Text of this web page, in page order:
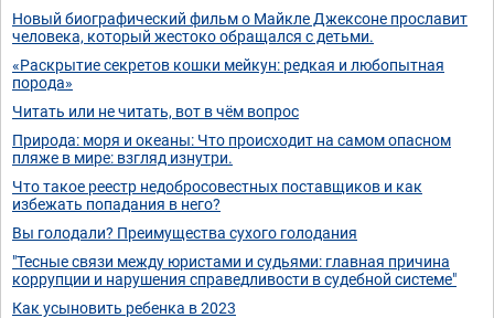
Новый биографический фильм о Майкле Джексоне прославит
человека, который жестоко обращался с детьми.
«Раскрытие секретов кошки мейкун: редкая и любопытная
порода»
Читать или не читать, вот в чём вопрос
Природа: моря и океаны: Что происходит на самом опасном
пляже в мире: взгляд изнутри.
Что такое реестр недобросовестных поставщиков и как
избежать попадания в него?
Вы голодали? Преимущества сухого голодания
"Тесные связи между юристами и судьями: главная причина
коррупции и нарушения справедливости в судебной системе"
Как усыновить ребенка в 2023